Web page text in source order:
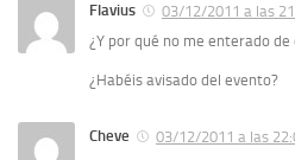
Flavius
03/12/2011 a las
¿Y por qué no me enterado de
¿Habéis avisado del evento?
Cheve
03/12/2011 a las